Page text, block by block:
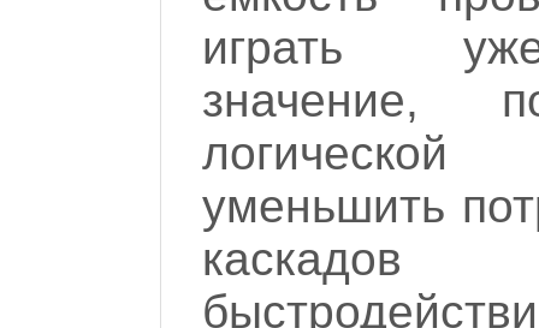
играть
значение,
уменьшить